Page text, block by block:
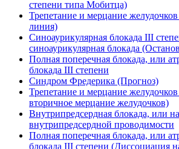
степени типа Мобитца)
Трепетание и мерцание
линия)
Синоаурикулярная блокада III
синоаурикулярная блокада
Полная поперечная блокада, или
блокада III степени
Синдром Фредерика (Прогноз)
Трепетание и мерцание
вторичное мерцание желудочков)
Внутрипредсердная блокада, или
внутрипредсердной проводимости
Полная поперечная блокада, или
блокада III степени (Диссоциация